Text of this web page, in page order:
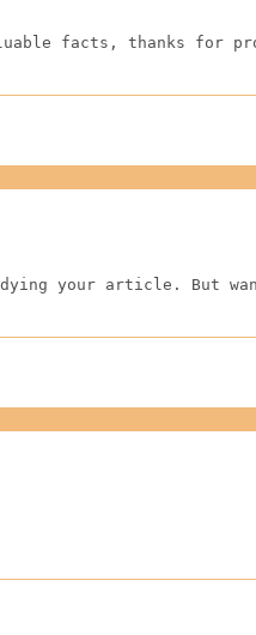
facts, thanks for
your article. But